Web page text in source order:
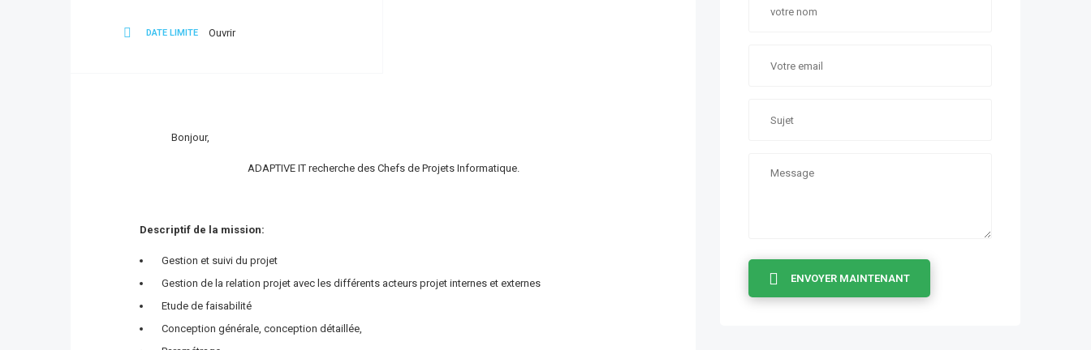
DATE LIMITE Ouvrir
Bonjour,
ADAPTIVE IT recherche des Chefs de Projets Informatique.
Descriptif de la mission:
Gestion et suivi du projet
Gestion de la relation projet avec les différents acteurs projet internes et externes
Etude de faisabilité
Conception générale, conception détaillée,
ENVOYER MAINTENANT